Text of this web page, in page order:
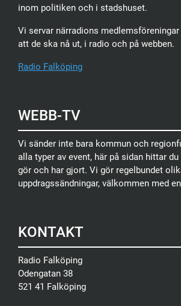
inom politiken och i stadshuset.
Vi servar närradions
att de ska nå ut, i radio och på webben.
Radio Falköping
WEBB-TV
Vi sänder inte bara kommun och
alla typer av event, här på sidan hittar du
gör och har gjort. Vi gör regelbundet
uppdragssändningar, välkommen med
KONTAKT
Radio Falköping
Odengatan 38
521 41 Falköping